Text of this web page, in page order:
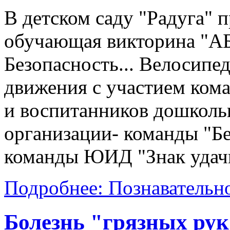
В детском саду "Радуга"
обучающая викторина
Безопасность...
движения с участием
и воспитанников
организации- команды
команды ЮИД "Знак
Подробнее:
Болезнь "грязных